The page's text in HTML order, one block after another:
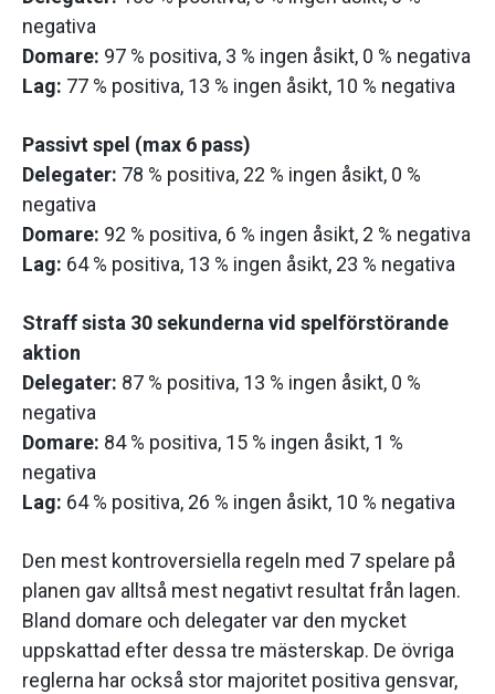
negativa
Domare: 97 % positiva, 3 % ingen åsikt, 0 % negativa
Lag: 77 % positiva, 13 % ingen åsikt, 10 % negativa
Passivt spel (max 6 pass)
Delegater: 78 % positiva, 22 % ingen åsikt, 0 %
negativa
Domare: 92 % positiva, 6 % ingen åsikt, 2 % negativa
Lag: 64 % positiva, 13 % ingen åsikt, 23 % negativa
Straff sista 30 sekunderna vid spelförstörande
aktion
Delegater: 87 % positiva, 13 % ingen åsikt, 0 %
negativa
Domare: 84 % positiva, 15 % ingen åsikt, 1 %
negativa
Lag: 64 % positiva, 26 % ingen åsikt, 10 % negativa
Den mest kontroversiella regeln med 7 spelare på
planen gav alltså mest negativt resultat från lagen.
Bland domare och delegater var den mycket
uppskattad efter dessa tre mästerskap. De övriga
reglerna har också stor majoritet positiva gensvar,